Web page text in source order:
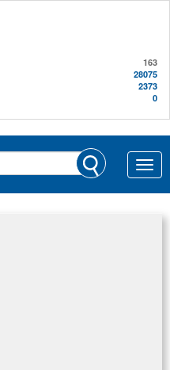
163
28075
2373
0
Toggle